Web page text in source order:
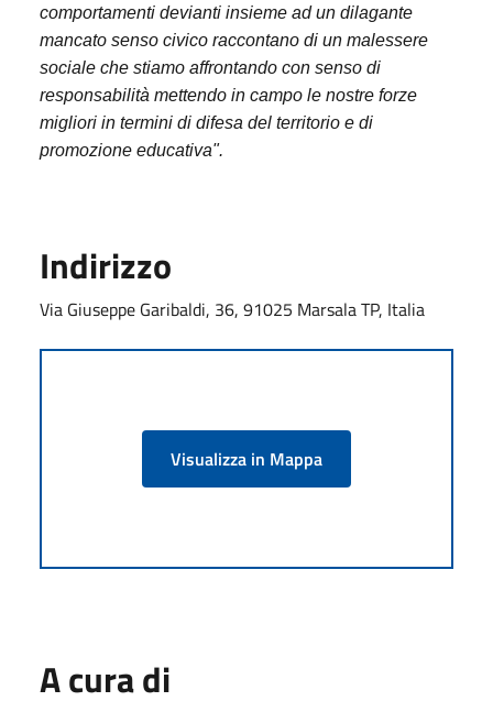
comportamenti devianti insieme ad un dilagante
mancato senso civico raccontano di un malessere
sociale che stiamo affrontando con senso di
responsabilità mettendo in campo le nostre forze
migliori in termini di difesa del territorio e di
promozione educativa".
Indirizzo
Via Giuseppe Garibaldi, 36, 91025 Marsala TP, Italia
Visualizza in Mappa
A cura di